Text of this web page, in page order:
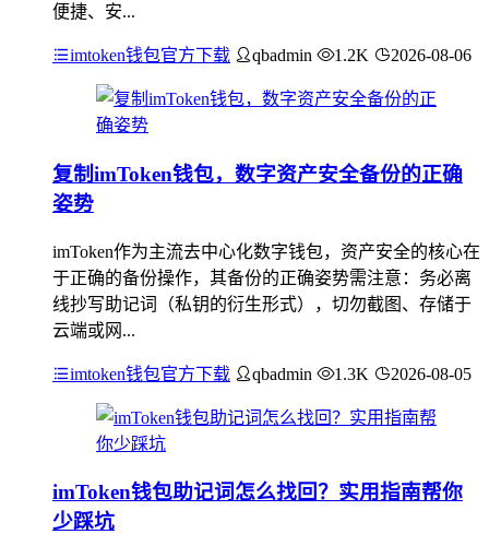
便捷、安...
imtoken钱包官方下载 qbadmin 1.2K 2026-08-06
复制imToken钱包，数字资产安全备份的正确
姿势
imToken作为主流去中心化数字钱包，资产安全的核心在
于正确的备份操作，其备份的正确姿势需注意：务必离
线抄写助记词（私钥的衍生形式），切勿截图、存储于
云端或网...
imtoken钱包官方下载 qbadmin 1.3K 2026-08-05
imToken钱包助记词怎么找回？实用指南帮你
少踩坑